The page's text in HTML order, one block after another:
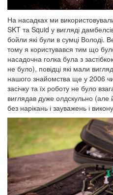
На насадках ми
SKT та Squid у вигляді
бойли які були в сумці Володі.
тому я користувався тим що
насадочна голка була з
не було), повідці які мали
нашого знайомства ще у 2006
засічку та їх роботу не було
виглядав дуже олдскульно
без нарікань і зауважень і